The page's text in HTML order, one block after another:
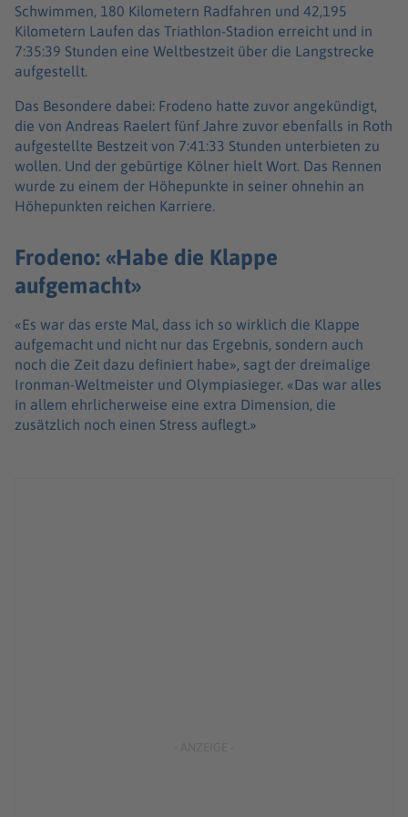
Schwimmen, 180 Kilometern Radfahren und 42,195
Kilometern Laufen das Triathlon-Stadion erreicht und in
7:35:39 Stunden eine Weltbestzeit über die Langstrecke
aufgestellt.
Das Besondere dabei: Frodeno hatte zuvor angekündigt,
die von Andreas Raelert fünf Jahre zuvor ebenfalls in Roth
aufgestellte Bestzeit von 7:41:33 Stunden unterbieten zu
wollen. Und der gebürtige Kölner hielt Wort. Das Rennen
wurde zu einem der Höhepunkte in seiner ohnehin an
Höhepunkten reichen Karriere.
Frodeno: «Habe die Klappe
aufgemacht»
«Es war das erste Mal, dass ich so wirklich die Klappe
aufgemacht und nicht nur das Ergebnis, sondern auch
noch die Zeit dazu definiert habe», sagt der dreimalige
Ironman-Weltmeister und Olympiasieger. «Das war alles
in allem ehrlicherweise eine extra Dimension, die
zusätzlich noch einen Stress auflegt.»